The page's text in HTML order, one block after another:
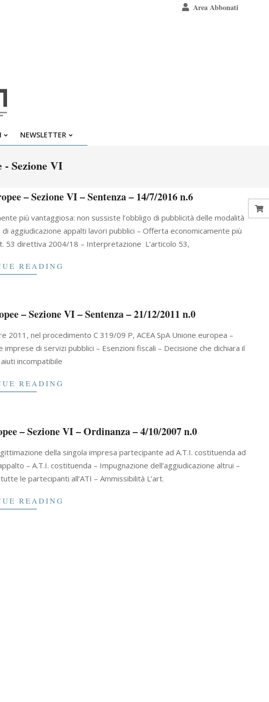
Area Abbonati
NEWSLETTER
Sezione VI
– Sezione VI – Sentenza – 14/7/2016 n.6
più vantaggiosa: non sussiste l’obbligo di pubblicità delle modalità
aggiudicazione appalti lavori pubblici – Offerta economicamente più
53 direttiva 2004/18 – Interpretazione L’articolo 53,
READING
– Sezione VI – Sentenza – 21/12/2011 n.0
2011, nel procedimento C 319/09 P, ACEA SpA Unione europea –
di servizi pubblici – Esenzioni fiscali – Decisione che dichiara il
incompatibile
READING
– Sezione VI – Ordinanza – 4/10/2007 n.0
della singola impresa partecipante ad A.T.I. costituenda ad
– A.T.I. costituenda – Impugnazione dell’aggiudicazione altrui –
le partecipanti all’ATI – Ammissibilità L’art.
READING